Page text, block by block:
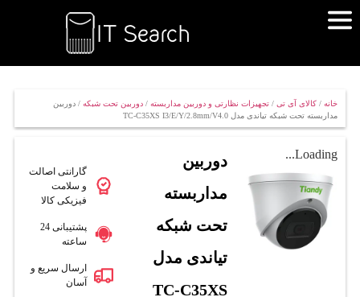
خانه/ کالای آی تی/ تجهیزات نظارتی و دوربین مداربسته/ دوربین تحت شبکه/ دوربین
مداربسته تحت شبکه تیاندی مدل TC-C35XS I3/E/Y/2.8mm/V4.0
Loading...
دوربین
مداربسته
تحت شبکه
تیاندی مدل
TC-C35XS
گارانتی اصالت
و سلامت
فیزیکی کالا
پشتیبانی 24
ساعته
ارسال سریع و
آسان